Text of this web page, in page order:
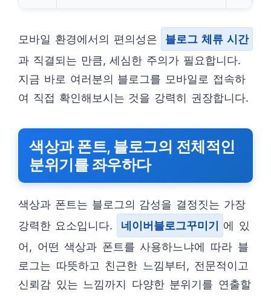
모바일 환경에서의 편의성은
블로그 체류 시간
과 직결되는 만큼, 세심한 주의가 필요합니다.
지금 바로 여러분의 블로그를 모바일로 접속하
여 직접 확인해보시는 것을 강력히 권장합니다.
색상과 폰트, 블로그의 전체적인
분위기를 좌우하다
색상과 폰트는 블로그의 감성을 결정짓는 가장
강력한 요소입니다.
네이버블로그꾸미기 에 있
어, 어떤 색상과 폰트를 사용하느냐에 따라 블
로그는 따뜻하고 친근한 느낌부터, 전문적이고
신뢰감 있는 느낌까지 다양한 분위기를 연출할